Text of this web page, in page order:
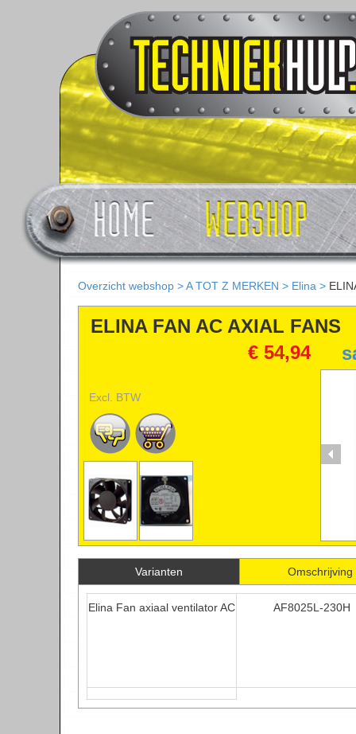
Overzicht webshop >A TOT Z MERKEN > Elina >
ELINA FAN AC AXIAL FANS
€ 54,94
Excl. BTW
Varianten Omschrijving
Elina Fan axiaal ventilator AC AF8025L-230H